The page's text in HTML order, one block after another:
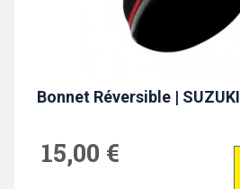
Bonnet Réversible | SUZUKI
15,00 €